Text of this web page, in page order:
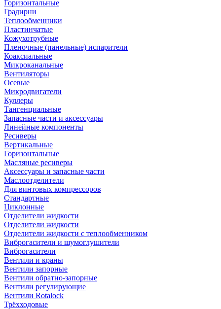
Горизонтальные
Градирни
Теплообменники
Пластинчатые
Кожухотрубные
Пленочные (панельные) испарители
Коаксиальные
Микроканальные
Вентиляторы
Осевые
Микродвигатели
Куллеры
Тангенциальные
Запасные части и аксессуары
Линейные компоненты
Ресиверы
Вертикальные
Горизонтальные
Масляные ресиверы
Аксессуары и запасные части
Маслоотделители
Для винтовых компрессоров
Стандартные
Циклонные
Отделители жидкости
Отделители жидкости
Отделители жидкости с теплообменником
Виброгасители и шумоглушители
Виброгасители
Вентили и краны
Вентили запорные
Вентили обратно-запорные
Вентили регулирующие
Вентили Rotalock
Трёхходовые